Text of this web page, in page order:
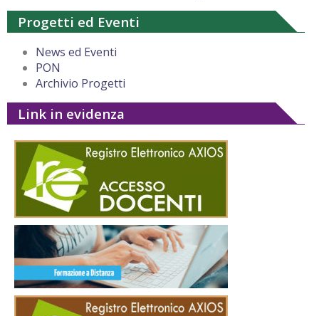
Progetti ed Eventi
News ed Eventi
PON
Archivio Progetti
Link in evidenza